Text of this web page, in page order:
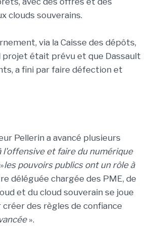
clouds souverains.
via la Caisse des dépôts,
projet était prévu et que Dassault
a fini par faire défection et
Pellerin a avancé plusieurs
l'offensive et faire du numérique
les pouvoirs publics ont un rôle à
déléguée chargée des PME, de
et du cloud souverain se joue
des règles de confiance
».